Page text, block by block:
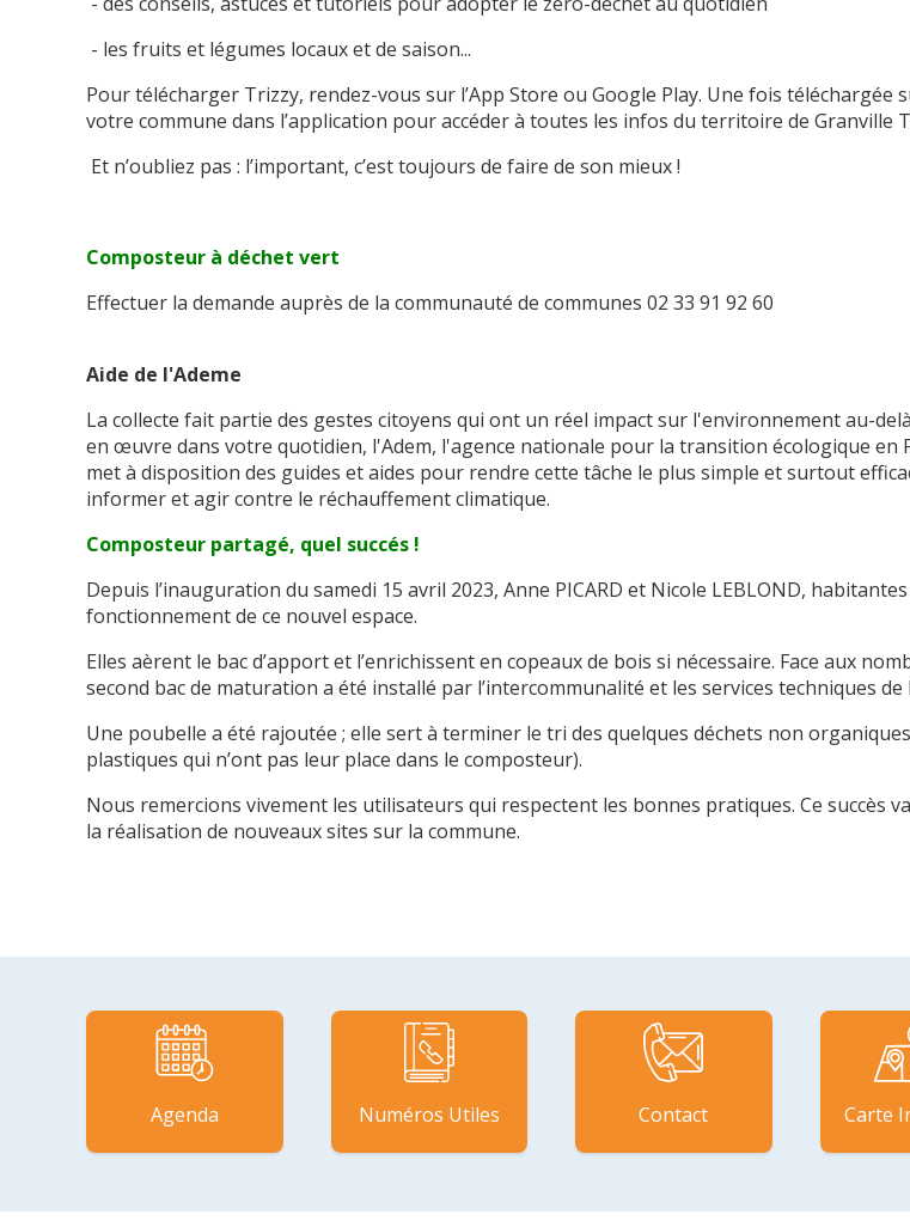
- les fruits et légumes locaux et de saison...
Pour télécharger Trizzy, rendez-vous sur l’App Store ou Google Play. Une fois
votre commune dans l’application pour accéder à toutes les infos du territoire de Granville
Et n’oubliez pas : l’important, c’est toujours de faire de son mieux !
Composteur à déchet vert
Effectuer la demande auprès de la communauté de communes 02 33 91 92 60
Aide de l'Ademe
La collecte fait partie des gestes citoyens qui ont un réel impact sur l'environnement au-
en œuvre dans votre quotidien, l'Adem, l'agence nationale pour la transition écologique en
met à disposition des guides et aides pour rendre cette tâche le plus simple et surtout
informer et agir contre le réchauffement climatique.
Composteur partagé, quel succés !
Depuis l’inauguration du samedi 15 avril 2023, Anne PICARD et Nicole LEBLOND,
fonctionnement de ce nouvel espace.
Elles aèrent le bac d’apport et l’enrichissent en copeaux de bois si nécessaire. Face aux
second bac de maturation a été installé par l’intercommunalité et les services techniques de
Une poubelle a été rajoutée ; elle sert à terminer le tri des quelques déchets non
plastiques qui n’ont pas leur place dans le composteur).
Nous remercions vivement les utilisateurs qui respectent les bonnes pratiques. Ce succès
la réalisation de nouveaux sites sur la commune.
Agenda Numéros Utiles Contact Carte